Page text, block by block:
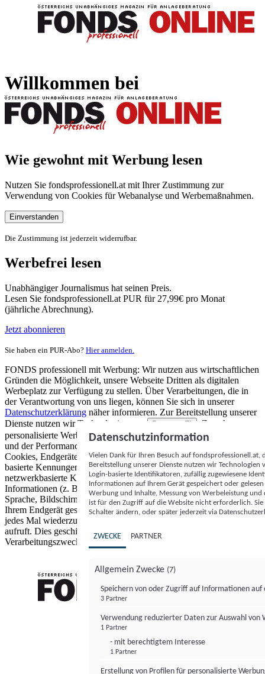
Willkommen bei
Wie gewohnt mit Werbung lesen
Nutzen Sie fondsprofessionell.at mit Ihrer Zustimmung zur
Verwendung von Cookies für Webanalyse und Werbemaßnahmen.
Einverstanden
Die Zustimmung ist jederzeit widerrufbar.
Werbefrei lesen
Unabhängiger Journalismus hat seinen Preis.
Lesen Sie fondsprofessionell.at PUR für 27,99€ pro Monat
(jährliche Abrechnung).
Jetzt abonnieren
Sie haben ein PUR-Abo? Hier anmelden.
FONDS professionell mit Werbung: Wir nutzen aus wirtschaftlichen
Gründen die Möglichkeit, unsere Webseite Dritten als digitalen
Werbeplatz zur Verfügung zu stellen. Über Verarbeitungen, die in
der Verantwortung von uns liegen, können Sie sich in unserer
Datenschutzerklärung näher informieren. Zur Bereitstellung unserer
Dienste nutzen wir Technologien von
Partnern (5)
. Zwecke:
personalisierte Werbung und Inhalte, Messung von Werbeleistung
und der Performance von Inhalten sowie Zielgruppenforschung.
Cookies, Endgeräte- oder ähnliche Online-Kennungen (z. B. login-
basierte Kennungen, zufällig generierte Kennungen,
netzwerkbasierte Kennungen) können zusammen mit anderen
Informationen (z. B. Browsertyp und Browserinformationen,
Sprache, Bildschirmgröße, unterstützte Technologien usw.) auf
Ihrem Endgerät gespeichert oder von dort ausgelesen werden, um es
jedes Mal wiederzuerkennen, wenn es eine App oder einer Webseite
aufruft. Dies geschieht für einen oder mehrere der hier aufgeführten
Verarbeitungszwecke.
Datenschutzinformation
Vielen Dank für Ihren Besuch auf
Bereitstellung unserer Dienste nutzen wir Technologien
Login-basierte Identifikatoren, zufällig zugewiesene
Informationen auf Ihrem Gerät gespeichert oder
Werbung und Inhalte, Messung von Werbeleistung
ist für den Zugriff auf die Website nicht erforderlich.
Schalter ändern, oder später jederzeit via
ZWECKE PARTNER
Allgemein Zwecke (7)
Speichern von oder Zugriff auf Informationen auf
3 Partner
Verwendung reduzierter Daten zur Auswahl von
1 Partner
- mit berechtigtem Interesse
1 Partner
Erstellung von Profilen für personalisierte
FONDS professionell